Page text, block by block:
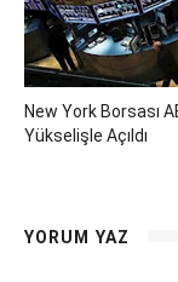
New York Borsası
Yükselişle Açıldı
YORUM YAZ